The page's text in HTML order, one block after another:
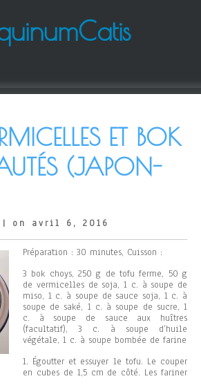
ET BOK
(JAPON-
| on avril 6, 2016
Préparation : 30 minutes, Cuisson :
3 bok choys, 250 g de tofu ferme, 50 g
de vermicelles de soja, 1 c. à soupe de
miso, 1 c. à soupe de sauce soja, 1 c. à
soupe de saké, 1 c. à soupe de sucre, 1
c. à soupe de sauce aux huîtres
(facultatif), 3 c. à soupe d’huile
végétale, 1 c. à soupe bombée de farine
1. Égoutter et essuyer le tofu. Le couper
en cubes de 1,5 cm de côté. Les fariner